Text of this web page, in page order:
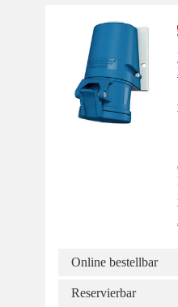
Online bestellbar
Reservierbar